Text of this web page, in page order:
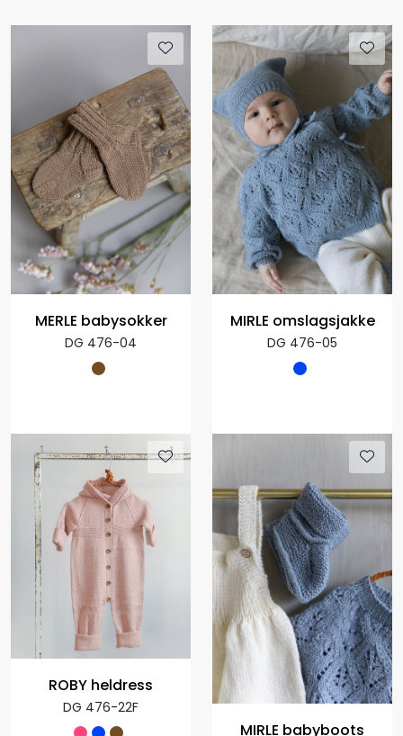
MERLE babysokker
DG 476-04
MIRLE omslagsjakke
DG 476-05
ROBY heldress
DG 476-22F
MIRLE babyboots